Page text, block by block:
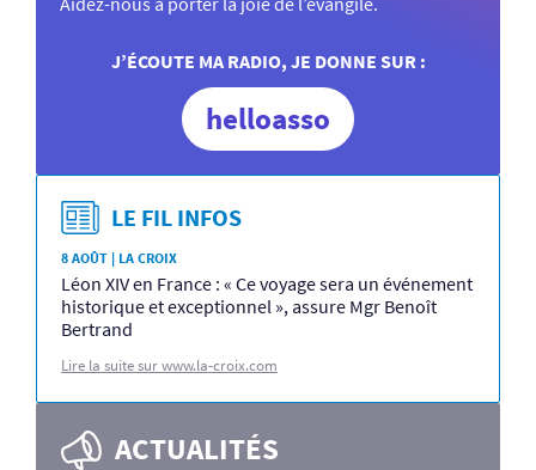
J’ÉCOUTE MA RADIO, JE DONNE SUR :
helloasso
LE FIL INFOS
8 AOÛT | LA CROIX
Léon XIV en France : « Ce voyage sera un événement
historique et exceptionnel », assure Mgr Benoît
Bertrand
Lire la suite sur www.la-croix.com
ACTUALITÉS